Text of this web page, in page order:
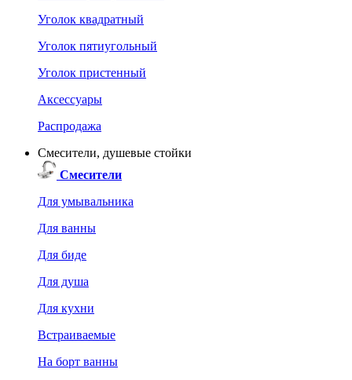
Уголок квадратный
Уголок пятиугольный
Уголок пристенный
Аксессуары
Распродажа
Смесители, душевые стойки
Смесители
Для умывальника
Для ванны
Для биде
Для душа
Для кухни
Встраиваемые
На борт ванны